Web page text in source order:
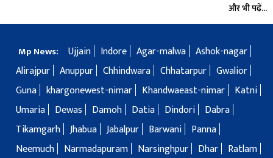
और भी पढ़ें...
Mp News: Ujjain Indore Agar-malwa Ashok-nagar
Alirajpur Anuppur Chhindwara Chhatarpur Gwalior
Guna khargonewest-nimar Khandwaeast-nimar
Katni
Umaria
Dewas Damoh Datia Dindori
Dabra
Tikamgarh Jhabua Jabalpur Barwani
Panna
Neemuch
Narmadapuram Narsinghpur Dhar
Ratlam